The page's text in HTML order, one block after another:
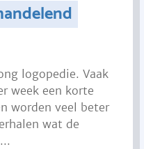
logopedie. Vaak
week een korte
worden veel beter
wat de